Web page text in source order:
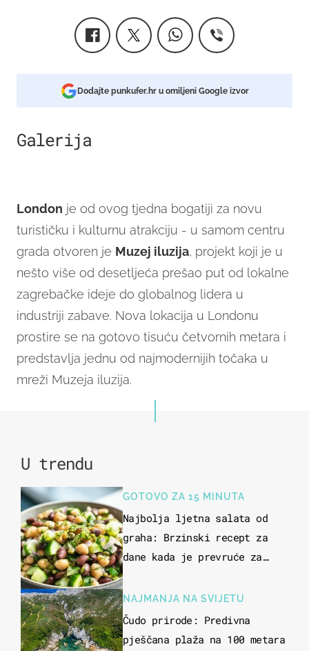
Dodajte punkufer.hr u omiljeni Google izvor
Galerija
London je od ovog tjedna bogatiji za novu
turističku i kulturnu atrakciju - u samom centru
grada otvoren je Muzej iluzija, projekt koji je u
nešto više od desetljeća prešao put od lokalne
zagrebačke ideje do globalnog lidera u
industriji zabave. Nova lokacija u Londonu
prostire se na gotovo tisuću četvornih metara i
predstavlja jednu od najmodernijih točaka u
mreži Muzeja iluzija.
U trendu
GOTOVO ZA 15 MINUTA
Najbolja ljetna salata od
graha: Brzinski recept za
dane kada je prevruće za
NAJMANJA NA SVIJETU
Čudo prirode: Predivna
pješčana plaža na 100 metara